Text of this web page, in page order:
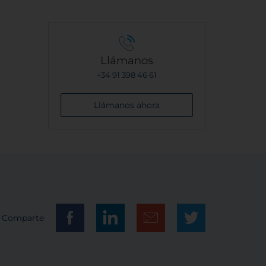
Llámanos
+34 91 398 46 61
Llámanos ahora
Comparte